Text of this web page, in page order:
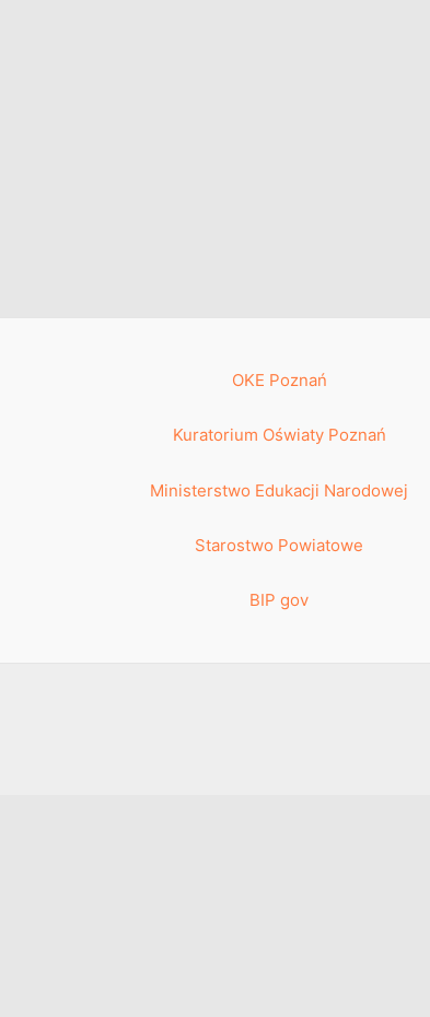
OKE Poznań
Kuratorium Oświaty Poznań
Ministerstwo Edukacji Narodowej
Starostwo Powiatowe
BIP gov